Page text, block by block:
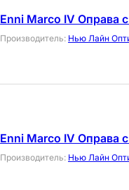
Enni Marco IV Оправа
Производитель: Нью Лайн
Enni Marco IV Оправа
Производитель: Нью Лайн